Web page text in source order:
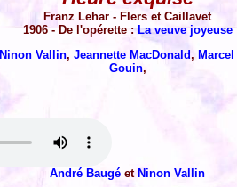
Franz Lehar - Flers et Caillavet
1906 - De l'opérette :La veuve joyeuse
Ninon Vallin, Jeannette MacDonald,
Gouin,
André Baugé et Ninon Vallin